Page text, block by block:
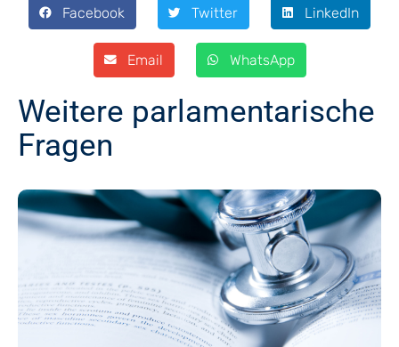
Facebook Twitter LinkedIn
Email WhatsApp
Weitere parlamentarische
Fragen